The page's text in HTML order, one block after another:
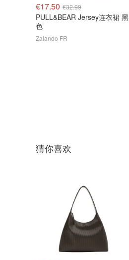
€17.50 €32.99
PULL&BEAR Jersey连衣裙 黑
色
Zalando FR
猜你喜欢